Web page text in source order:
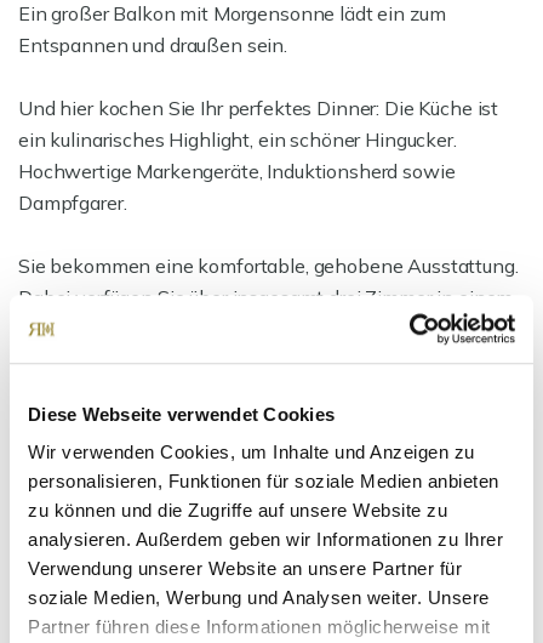
Diese Webseite verwendet Cookies
Wir verwenden Cookies, um Inhalte und Anzeigen zu
personalisieren, Funktionen für soziale Medien anbieten
zu können und die Zugriffe auf unsere Website zu
analysieren. Außerdem geben wir Informationen zu Ihrer
Verwendung unserer Website an unsere Partner für
soziale Medien, Werbung und Analysen weiter. Unsere
Partner führen diese Informationen möglicherweise mit
Ein großer Balkon mit Morgensonne lädt ein zum
Entspannen und draußen sein.
Und hier kochen Sie Ihr perfektes Dinner: Die Küche ist
ein kulinarisches Highlight, ein schöner Hingucker.
Hochwertige Markengeräte, Induktionsherd sowie
Dampfgarer.
Sie bekommen eine komfortable, gehobene Ausstattung.
Dabei verfügen Sie über insgesamt drei Zimmer in einem
hellen, modernen Ambiente.
und edlem Waschtisch machen das gemeinsame
Aufstehen zum Vergnügen. Ganz einfach - man kann sich
morgens aus dem Weg gehen, Stress gibt´s nicht.
Möchten Sie Ihre eigenen Ideen und Eindrücke zu dieser
Wohnung sammeln? Dann vereinbaren Sie jetzt Ihren
privaten Kennenlerntermin!